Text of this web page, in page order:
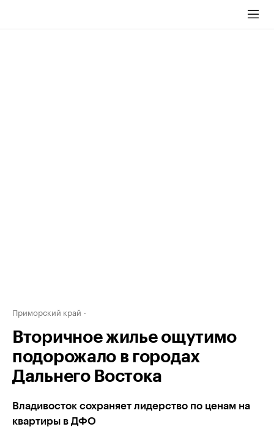
Приморский край
Вторичное жилье ощутимо
подорожало в городах
Дальнего Востока
Владивосток сохраняет лидерство по ценам на
квартиры в ДФО